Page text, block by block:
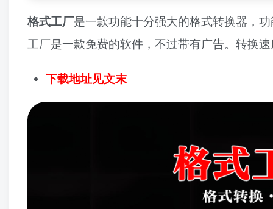
格式工厂是一款功能十分强大的格式转换器，
工厂是一款免费的软件，不过带有广告。转换
下载地址见文末